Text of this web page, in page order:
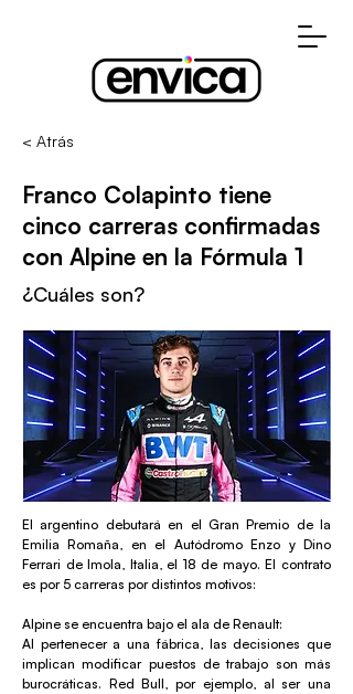
< Atrás
Franco Colapinto tiene
cinco carreras confirmadas
con Alpine en la Fórmula 1
¿Cuáles son?
El argentino debutará en el Gran Premio de la
Emilia Romaña, en el Autódromo Enzo y Dino
Ferrari de Imola, Italia, el 18 de mayo. El contrato
es por 5 carreras por distintos motivos:
Alpine se encuentra bajo el ala de Renault:
Al pertenecer a una fábrica, las decisiones que
implican modificar puestos de trabajo son más
burocráticas. Red Bull, por ejemplo, al ser una